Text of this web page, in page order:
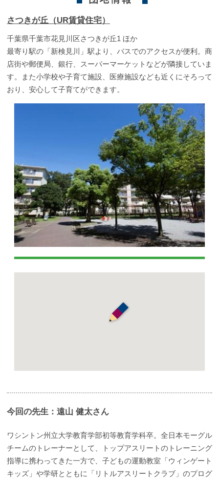
さつきが丘（UR賃貸住宅）
千葉県千葉市花見川区さつきが丘1 ほか
最寄り駅の「新検見川」駅より、バスでのアクセスが便利。商
店街や郵便局、銀行、スーパーマーケットなどが隣接していま
す。また小学校や子育て施設、医療施設なども近くにそろって
おり、安心して子育てができます。
今回の先生：遠山 健太さん
ワシントン州立大学教育学部初等教育学科卒。全日本モーグル
チームのトレーナーとして、トップアスリートのトレーニング
指導に携わってきた一方で、子どもの運動教室「ウィンゲート
キッズ」や学研とともに「リトルアスリートクラブ」のプログ